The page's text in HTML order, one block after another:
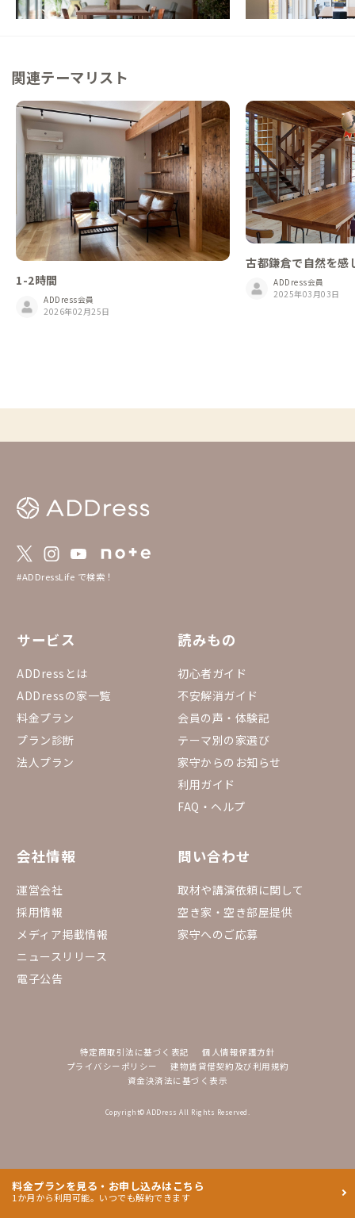
この家からの距離 5km この家からの距離 8km
関連テーマリスト
1-2時間
ADDress会員
2026年02月25日
古都鎌倉で自然を感
散歩したり、宿で
ADDress会員
2025年03月03日
#ADDressLife で検索！
サービス
ADDressとは
ADDressの家一覧
料金プラン
プラン診断
法人プラン
読みもの
初心者ガイド
不安解消ガイド
会員の声・体験記
テーマ別の家選び
家守からのお知らせ
利用ガイド
FAQ・ヘルプ
会社情報
運営会社
採用情報
メディア掲載情報
ニュースリリース
電子公告
問い合わせ
取材や講演依頼に関して
空き家・空き部屋提供
家守へのご応募
特定商取引法に基づく表記
個人情報保護方針
プライバシーポリシー
建物賃貸借契約及び利用規約
資金決済法に基づく表示
Copyright© ADDress All Rights Reserved.
料金プランを見る・お申し込みはこちら
1か月から利用可能。いつでも解約できます